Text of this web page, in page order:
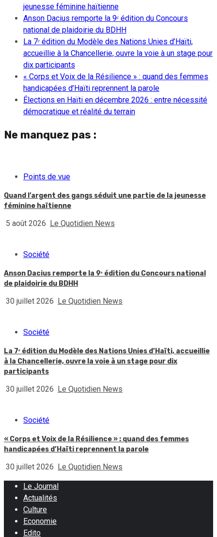
jeunesse féminine haïtienne
Anson Dacius remporte la 9ᵉ édition du Concours
national de plaidoirie du BDHH
La 7ᵉ édition du Modèle des Nations Unies d’Haïti,
accueillie à la Chancellerie, ouvre la voie à un stage pour
dix participants
« Corps et Voix de la Résilience » : quand des femmes
handicapées d’Haïti reprennent la parole
Élections en Haïti en décembre 2026 : entre nécessité
démocratique et réalité du terrain
Ne manquez pas :
Points de vue
Quand l’argent des gangs séduit une partie de la jeunesse
féminine haïtienne
5 août 2026 Le Quotidien News
Société
Anson Dacius remporte la 9ᵉ édition du Concours national
de plaidoirie du BDHH
30 juillet 2026 Le Quotidien News
Société
La 7ᵉ édition du Modèle des Nations Unies d’Haïti, accueillie
à la Chancellerie, ouvre la voie à un stage pour dix
participants
30 juillet 2026 Le Quotidien News
Société
« Corps et Voix de la Résilience » : quand des femmes
handicapées d’Haïti reprennent la parole
30 juillet 2026 Le Quotidien News
Le Journal
Actualités
Culture
Economie
Edito